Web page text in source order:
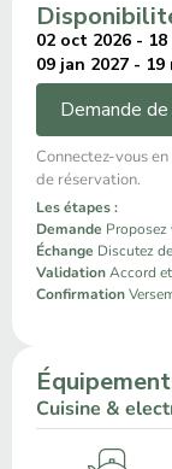
02 oct 2026 - 18
09 jan 2027 - 19
Demande
Connectez-vous
de réservation.
Les étapes :
Demande Proposez
Échange Discutez
ValidationAccord
Confirmation
Cuisine &